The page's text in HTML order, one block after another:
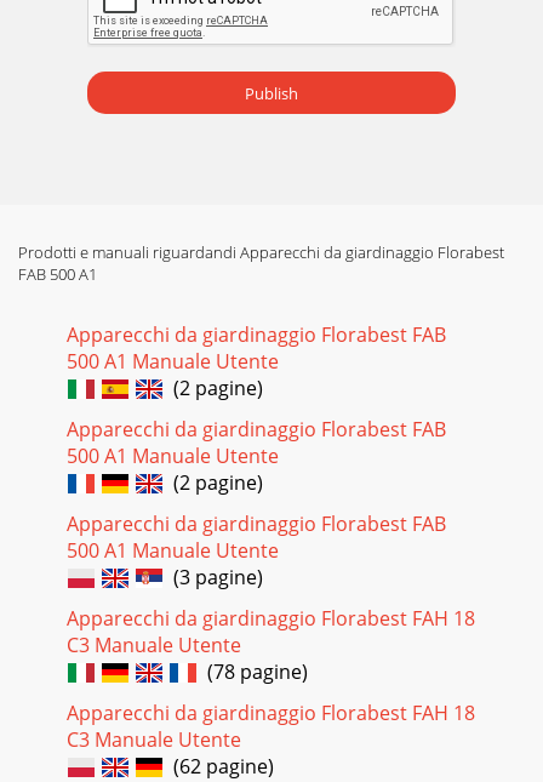
Publish
Prodotti e manuali riguardandi Apparecchi da giardinaggio Florabest
FAB 500 A1
Apparecchi da giardinaggio Florabest FAB
500 A1 Manuale Utente
(2 pagine)
Apparecchi da giardinaggio Florabest FAB
500 A1 Manuale Utente
(2 pagine)
Apparecchi da giardinaggio Florabest FAB
500 A1 Manuale Utente
(3 pagine)
Apparecchi da giardinaggio Florabest FAH 18
C3 Manuale Utente
(78 pagine)
Apparecchi da giardinaggio Florabest FAH 18
C3 Manuale Utente
(62 pagine)